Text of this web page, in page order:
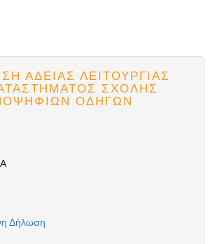
ΑΔΕΙΑΣ ΛΕΙΤΟΥΡΓΙΑΣ
ΣΧΟΛΗΣ
ΟΔΗΓΩΝ
Δήλωση